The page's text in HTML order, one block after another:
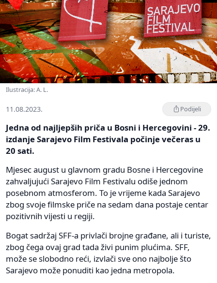
Ilustracija: A. L.
11.08.2023. Podijeli
Jedna od najljepših priča u Bosni i Hercegovini - 29.
izdanje Sarajevo Film Festivala počinje večeras u
20 sati.
Mjesec august u glavnom gradu Bosne i Hercegovine
zahvaljujući Sarajevo Film Festivalu odiše jednom
posebnom atmosferom. To je vrijeme kada Sarajevo
zbog svoje filmske priče na sedam dana postaje centar
pozitivnih vijesti u regiji.
Bogat sadržaj SFF-a privlači brojne građane, ali i turiste,
zbog čega ovaj grad tada živi punim plućima. SFF,
može se slobodno reći, izvlači sve ono najbolje što
Sarajevo može ponuditi kao jedna metropola.